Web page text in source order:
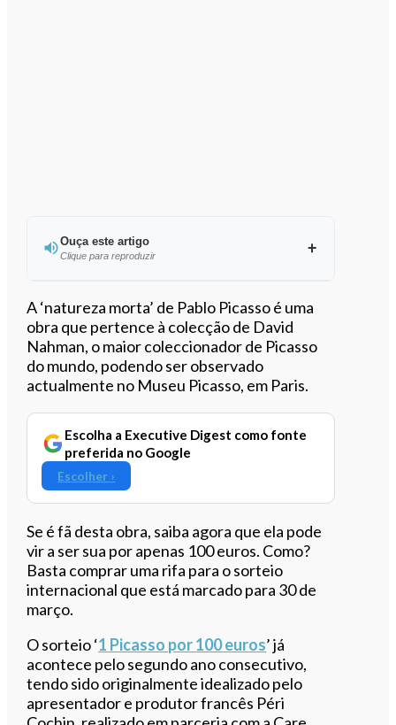
Ouça este artigo
Clique para reproduzir
Ouvir este artigo
A ‘natureza morta’ de Pablo Picasso é uma
obra que pertence à colecção de David
Nahman, o maior coleccionador de Picasso
do mundo, podendo ser observado
actualmente no Museu Picasso, em Paris.
Escolha a Executive Digest como fonte
preferida no Google
Escolher ›
Se é fã desta obra, saiba agora que ela pode
vir a ser sua por apenas 100 euros. Como?
Basta comprar uma rifa para o sorteio
internacional que está marcado para 30 de
março.
O sorteio ‘1 Picasso por 100 euros’ já
acontece pelo segundo ano consecutivo,
tendo sido originalmente idealizado pelo
apresentador e produtor francês Péri